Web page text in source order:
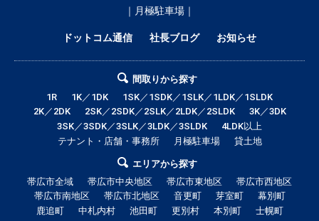
｜月極駐車場｜
ドットコム通信 社長ブログ お知らせ
間取りから探す
1R
1K／1DK
1SK／1SDK／1SLK／1LDK／1SLDK
2K／2DK
2SK／2SDK／2SLK／2LDK／2SLDK
3K／3DK
3SK／3SDK／3SLK／3LDK／3SLDK
4LDK以上
テナント・店舗・事務所
月極駐車場 貸土地
エリアから探す
帯広市全域
帯広市中央地区 帯広市東地区
帯広市西地区
帯広市南地区
帯広市北地区 音更町 芽室町
幕別町
鹿追町
中札内村 池田町 更別村 本別町
士幌町